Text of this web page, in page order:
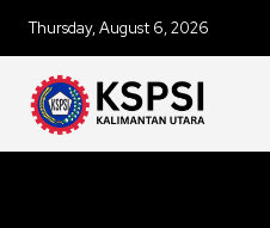
Thursday, August 6, 2026